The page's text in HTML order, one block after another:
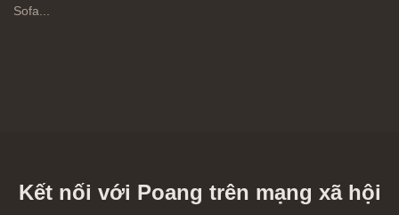
Sofa...
Kết nối với Poang trên mạng xã hội